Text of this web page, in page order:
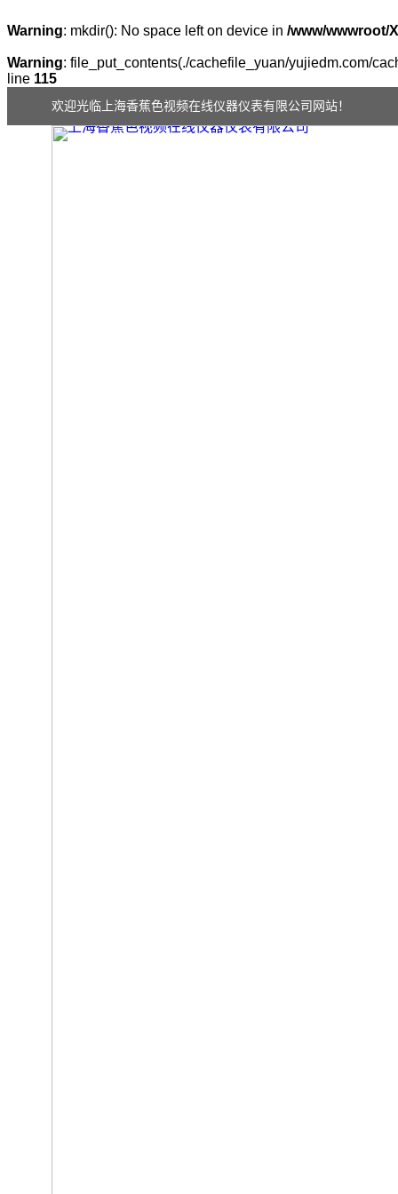
Warning: mkdir(): No space left on device in /www/wwwroot/
Warning: file_put_contents(./cachefile_yuan/yujiedm.com/
line 115
欢迎光临上海香蕉色视频在线仪器仪表有限公司网站！